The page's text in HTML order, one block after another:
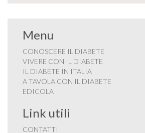
Menu
CONOSCERE IL DIABETE
VIVERE CON IL DIABETE
IL DIABETE IN ITALIA
A TAVOLA CON IL DIABETE
EDICOLA
Link utili
CONTATTI